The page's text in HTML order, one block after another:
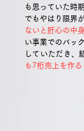
も思っていた時
でもやはり限界
ないと肝心の中
い事業でのバッ
していただき、
も7桁売上を作る